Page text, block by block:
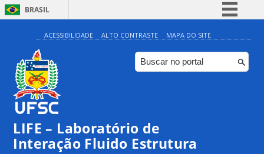
BRASIL
Simplifique!
Comunica BR
Participe
ACESSIBILIDADE ALTO CONTRASTE MAPA DO SITE
LIFE – Laboratório de
Interação Fluido Estrutura